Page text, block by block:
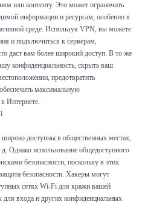
или контенту. Это может ограничить
информации и ресурсам, особенно в
среде. Используя VPN, вы можете
и подключиться к серверам,
даст вам более широкий доступ. В то же
конфиденциальность, скрыть ваш
предотвратить
максимальную
Интернете.
доступны в общественных местах,
Однако использование общедоступного
безопасности, поскольку в этих
безопасности. Хакеры могут
сетях Wi-Fi для кражи вашей
входа и других конфиденциальных